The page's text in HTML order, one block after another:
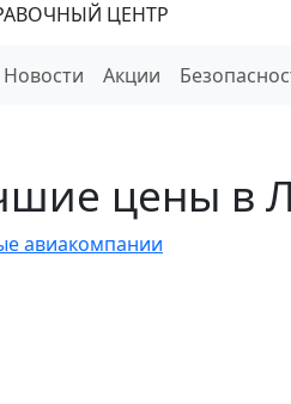
ЦЕНТР
Новости Акции
цены в
авиакомпании